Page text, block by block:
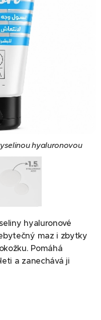
hyaluronovou
hyaluronové
maz i zbytky
Pomáhá
a zanechává ji